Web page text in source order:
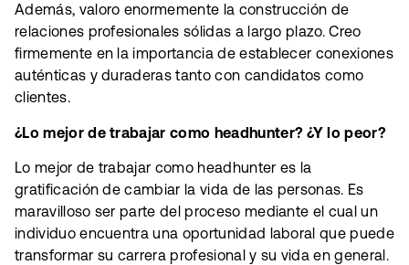
Además, valoro enormemente la construcción de
relaciones profesionales sólidas a largo plazo. Creo
firmemente en la importancia de establecer conexiones
auténticas y duraderas tanto con candidatos como
clientes.
¿Lo mejor de trabajar como headhunter? ¿Y lo peor?
Lo mejor de trabajar como headhunter es la
gratificación de cambiar la vida de las personas. Es
maravilloso ser parte del proceso mediante el cual un
individuo encuentra una oportunidad laboral que puede
transformar su carrera profesional y su vida en general.